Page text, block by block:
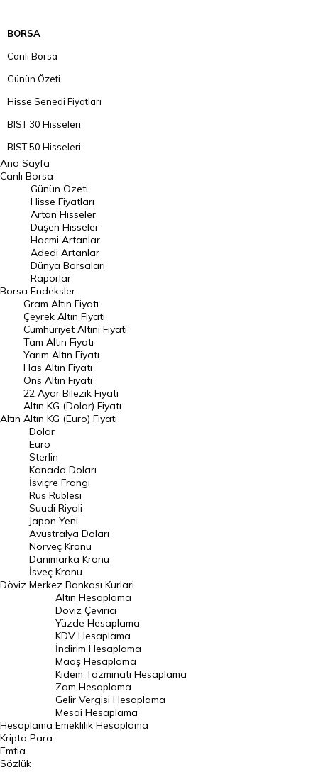
BORSA
Canlı Borsa
Günün Özeti
Hisse Senedi Fiyatları
BIST 30 Hisseleri
BIST 50 Hisseleri
BIST 100 Hisseleri
En Çok Artan Hisseler
En Çok Düşen Hisseler
Hacmi Artanlar
Geçmiş Kapanışlar
Dünya Borsaları
Raporlar
Endeksler
DÖVİZ
Döviz Kuru
Dolar Kuru
Euro Kuru
Pound Kuru
Frank Kuru
Riyal Kuru
Avustralya Doları
Danimarka Kronu Kuru
Kanada Doları Kuru
Norveç Kronu Kuru
İsveç Kronu Kuru
Japon Yeni Kuru
Serbest Piyasa Döviz Kurları
Merkez Bankası Döviz Kurları
Altın Fiyatları
Gram Altın Fiyatı
Ana Sayfa
Canlı Borsa
Borsa
Günün Özeti
Hisse Fiyatları
Artan Hisseler
Düşen Hisseler
Hacmi Artanlar
Adedi Artanlar
Dünya Borsaları
Raporlar
Endeksler
Altın
Gram Altın Fiyatı
Çeyrek Altın Fiyatı
Cumhuriyet Altını Fiyatı
Tam Altın Fiyatı
Yarım Altın Fiyatı
Has Altın Fiyatı
Ons Altın Fiyatı
22 Ayar Bilezik Fiyatı
Altın KG (Dolar) Fiyatı
Altın KG (Euro) Fiyatı
Döviz
Dolar
Euro
Sterlin
Kanada Doları
İsviçre Frangı
Rus Rublesi
Suudi Riyali
Japon Yeni
Avustralya Doları
Norveç Kronu
Danimarka Kronu
İsveç Kronu
Merkez Bankası Kurlari
Hesaplama
Altın Hesaplama
Döviz Çevirici
Yüzde Hesaplama
KDV Hesaplama
İndirim Hesaplama
Maaş Hesaplama
Kıdem Tazminatı Hesaplama
Zam Hesaplama
Gelir Vergisi Hesaplama
Mesai Hesaplama
Emeklilik Hesaplama
Kripto Para
Emtia
Sözlük